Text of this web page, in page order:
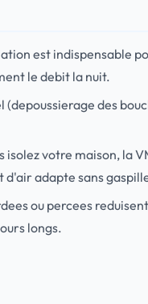
est indispensable
le debit la nuit.
des
isolez votre maison, la
adapte sans
ou percees
longs.